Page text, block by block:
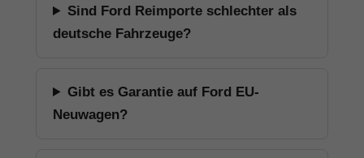
Sind Ford Reimporte schlechter als
deutsche Fahrzeuge?
Gibt es Garantie auf Ford EU-
Neuwagen?